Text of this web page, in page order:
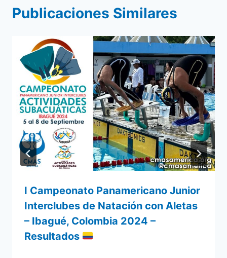
Publicaciones Similares
I Campeonato Panamericano Junior
Interclubes de Natación con Aletas
– Ibagué, Colombia 2024 –
Resultados